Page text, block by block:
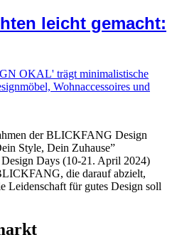
leicht gemacht:
der BLICKFANG Design
Style, Dein Zuhause”
Days (10-21. April 2024)
die darauf abzielt,
Leidenschaft für gutes Design soll